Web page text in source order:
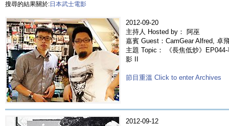
搜尋的結果關於:日本武士電影
2012-09-20
主持人 Hosted by： 阿巫
嘉賓 Guest：CamGear Alfred, 卓
主題 Topic： 《長焦低炒》
影 II
節目重溫 Click to enter Archives
2012-09-12